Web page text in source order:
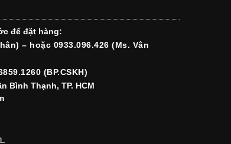
để đặt hàng:
– hoặc 0933.096.426 (Ms. Vân
(BP.CSKH)
Bình Thạnh, TP. HCM